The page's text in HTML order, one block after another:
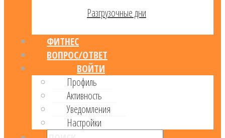
Разгрузочные дни
ФИТНЕС
ВОПРОС/ОТВЕТ
ВОЙТИ
Профиль
Активность
Уведомления
Настройки